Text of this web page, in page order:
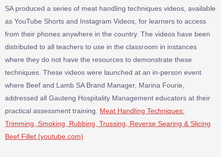
SA produced a series of meat handling techniques videos, available
as YouTube Shorts and Instagram Videos, for learners to access
from their phones anywhere in the country. The videos have been
distributed to all teachers to use in the classroom in instances
where they do not have the resources to demonstrate these
techniques. These videos were launched at an in-person event
where Beef and Lamb SA Brand Manager, Marina Fourie,
addressed all Gauteng Hospitality Management educators at their
practical assessment training. Meat Handling Techniques:
Trimming, Smoking, Rubbing, Trussing, Reverse Searing & Slicing
Beef Fillet (youtube.com)